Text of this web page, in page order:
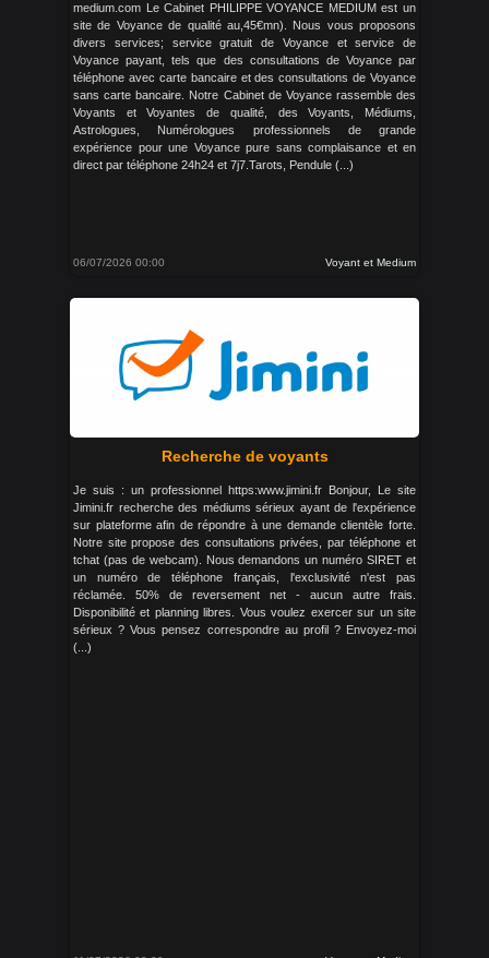
medium.com Le Cabinet PHILIPPE VOYANCE MEDIUM est un
site de Voyance de qualité au,45€mn). Nous vous proposons
divers services; service gratuit de Voyance et service de
Voyance payant, tels que des consultations de Voyance par
téléphone avec carte bancaire et des consultations de Voyance
sans carte bancaire. Notre Cabinet de Voyance rassemble des
Voyants et Voyantes de qualité, des Voyants, Médiums,
Astrologues, Numérologues professionnels de grande
expérience pour une Voyance pure sans complaisance et en
direct par téléphone 24h24 et 7j7.Tarots, Pendule (...)
06/07/2026 00:00 Voyant et Medium
Recherche de voyants
Je suis : un professionnel https:www.jimini.fr Bonjour, Le site
Jimini.fr recherche des médiums sérieux ayant de l'expérience
sur plateforme afin de répondre à une demande clientèle forte.
Notre site propose des consultations privées, par téléphone et
tchat (pas de webcam). Nous demandons un numéro SIRET et
un numéro de téléphone français, l'exclusivité n'est pas
réclamée. 50% de reversement net - aucun autre frais.
Disponibilité et planning libres. Vous voulez exercer sur un site
sérieux ? Vous pensez correspondre au profil ? Envoyez-moi
(...)